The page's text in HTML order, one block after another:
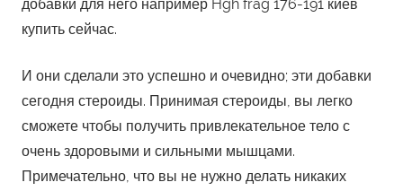
добавки для него например Hgh frag 176-191 киев
купить сейчас.
И они сделали это успешно и очевидно; эти добавки
сегодня стероиды. Принимая стероиды, вы легко
сможете чтобы получить привлекательное тело с
очень здоровыми и сильными мышцами.
Примечательно, что вы не нужно делать никаких